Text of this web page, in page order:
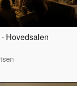
Hovedsalen